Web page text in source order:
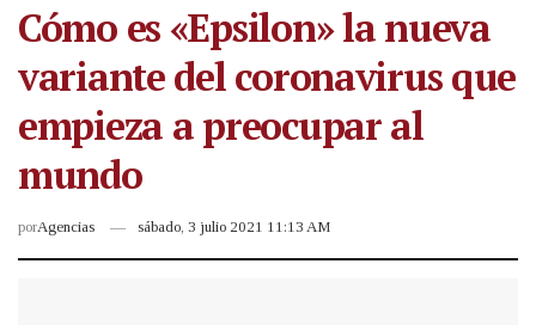
Cómo es «Epsilon» la nueva
variante del coronavirus que
empieza a preocupar al
mundo
porAgencias sábado, 3 julio 2021 11:13 AM